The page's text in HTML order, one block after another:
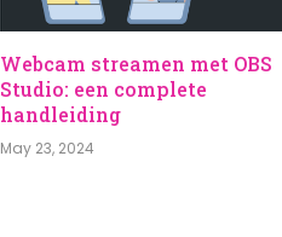
Webcam streamen met OBS
Studio: een complete
handleiding
May 23, 2024